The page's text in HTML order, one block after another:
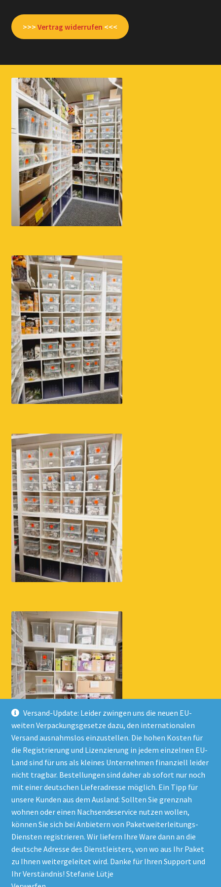
Versand-Update: Leider zwingen uns die neuen EU-
weiten Verpackungsgesetze dazu, den internationalen
Versand ausnahmslos einzustellen. Die hohen Kosten für
die Registrierung und Lizenzierung in jedem einzelnen EU-
Land sind für uns als kleines Unternehmen finanziell leider
nicht tragbar. Bestellungen sind daher ab sofort nur noch
mit einer deutschen Lieferadresse möglich. Ein Tipp für
unsere Kunden aus dem Ausland: Sollten Sie grenznah
wohnen oder einen Nachsendeservice nutzen wollen,
können Sie sich bei Anbietern von Paketweiterleitungs-
Diensten registrieren. Wir liefern Ihre Ware dann an die
deutsche Adresse des Dienstleisters, von wo aus Ihr Paket
zu Ihnen weitergeleitet wird. Danke für Ihren Support und
Ihr Verständnis! Stefanie Lütje
>>> Vertrag widerrufen <<<
© Onlineshop Kinderlino 2026
Datenschutzerklärung
Erstellt mit WooCommerce.
Vertrag widerrufen